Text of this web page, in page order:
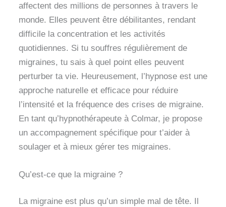
affectent des millions de personnes à travers le
monde. Elles peuvent être débilitantes, rendant
difficile la concentration et les activités
quotidiennes. Si tu souffres régulièrement de
migraines, tu sais à quel point elles peuvent
perturber ta vie. Heureusement, l’hypnose est une
approche naturelle et efficace pour réduire
l’intensité et la fréquence des crises de migraine.
En tant qu’hypnothérapeute à Colmar, je propose
un accompagnement spécifique pour t’aider à
soulager et à mieux gérer tes migraines.
Qu’est-ce que la migraine ?
La migraine est plus qu’un simple mal de tête. Il